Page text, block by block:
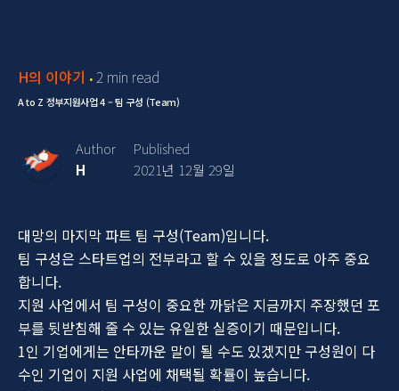
H의 이야기 2 min read
A to Z 정부지원사업 4 – 팀 구성 (Team)
Author
H
Published
2021년 12월 29일
대망의 마지막 파트 팀 구성(Team)입니다.
팀 구성은 스타트업의 전부라고 할 수 있을 정도로 아주 중요
합니다.
지원 사업에서 팀 구성이 중요한 까닭은 지금까지 주장했던 포
부를 뒷받침해 줄 수 있는 유일한 실증이기 때문입니다.
1인 기업에게는 안타까운 말이 될 수도 있겠지만 구성원이 다
수인 기업이 지원 사업에 채택될 확률이 높습니다.